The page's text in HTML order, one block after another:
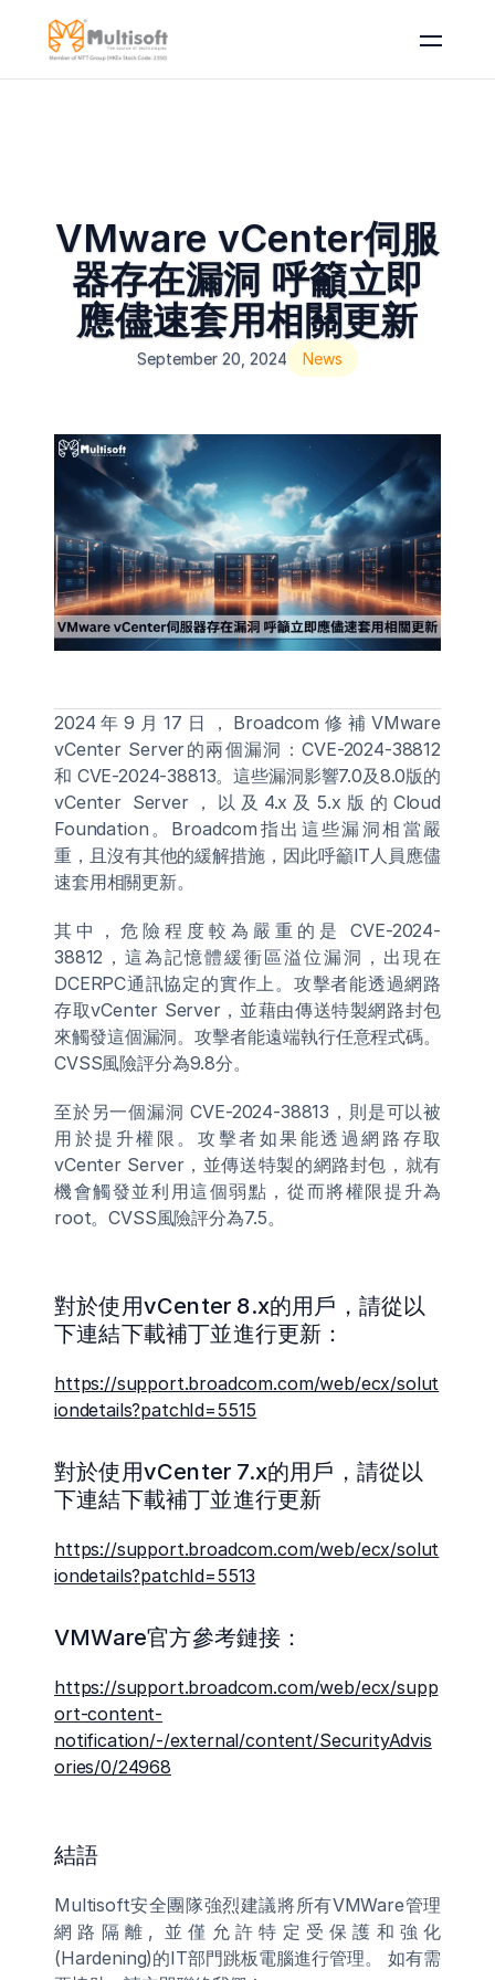
VMware vCenter伺服
器存在漏洞 呼籲立即
應儘速套用相關更新
September 20, 2024 News
2024年9月17日，Broadcom修補VMware
vCenter Server的兩個漏洞：CVE-2024-38812
和 CVE-2024-38813。這些漏洞影響7.0及8.0版的
vCenter Server，以及4.x及5.x版的Cloud
Foundation。Broadcom指出這些漏洞相當嚴
重，且沒有其他的緩解措施，因此呼籲IT人員應儘
速套用相關更新。
其中，危險程度較為嚴重的是 CVE-2024-
38812，這為記憶體緩衝區溢位漏洞，出現在
DCERPC通訊協定的實作上。攻擊者能透過網路
存取vCenter Server，並藉由傳送特製網路封包
來觸發這個漏洞。攻擊者能遠端執行任意程式碼。
CVSS風險評分為9.8分。
至於另一個漏洞 CVE-2024-38813，則是可以被
用於提升權限。攻擊者如果能透過網路存取
vCenter Server，並傳送特製的網路封包，就有
機會觸發並利用這個弱點，從而將權限提升為
root。CVSS風險評分為7.5。
對於使用vCenter 8.x的用戶，請從以
下連結下載補丁並進行更新：
https://support.broadcom.com/web/ecx/solut
iondetails?patchId=5515
對於使用vCenter 7.x的用戶，請從以
下連結下載補丁並進行更新
https://support.broadcom.com/web/ecx/solut
iondetails?patchId=5513
VMWare官方參考鏈接：
https://support.broadcom.com/web/ecx/supp
ort-content-
notification/-/external/content/SecurityAdvis
ories/0/24968
結語
Multisoft安全團隊強烈建議將所有VMWare管理
網路隔離, 並僅允許特定受保護和強化
(Hardening)的IT部門跳板電腦進行管理。 如有需